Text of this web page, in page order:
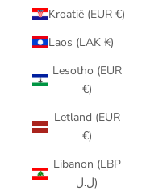
Kroatië (EUR €)
Laos (LAK ₭)
Lesotho (EUR
€)
Letland (EUR
€)
Libanon (LBP
ل.ل)